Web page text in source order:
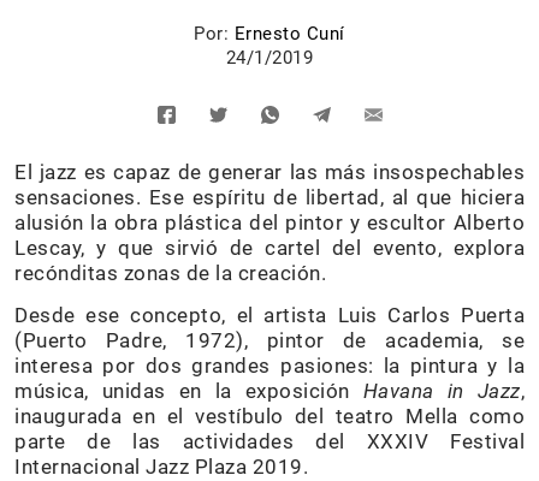
Por: Ernesto Cuní
24/1/2019
El jazz es capaz de generar las más insospechables
sensaciones. Ese espíritu de libertad, al que hiciera
alusión la obra plástica del pintor y escultor Alberto
Lescay, y que sirvió de cartel del evento, explora
recónditas zonas de la creación.
Desde ese concepto, el artista Luis Carlos Puerta
(Puerto Padre, 1972), pintor de academia, se
interesa por dos grandes pasiones: la pintura y la
música, unidas en la exposición Havana in Jazz,
inaugurada en el vestíbulo del teatro Mella como
parte de las actividades del XXXIV Festival
Internacional Jazz Plaza 2019.